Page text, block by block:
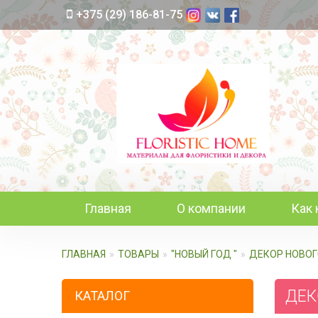
+375 (29) 186-81-75
Главная О компании Как
ГЛАВНАЯ ТОВАРЫ "НОВЫЙ ГОД " ДЕКОР
КАТАЛОГ